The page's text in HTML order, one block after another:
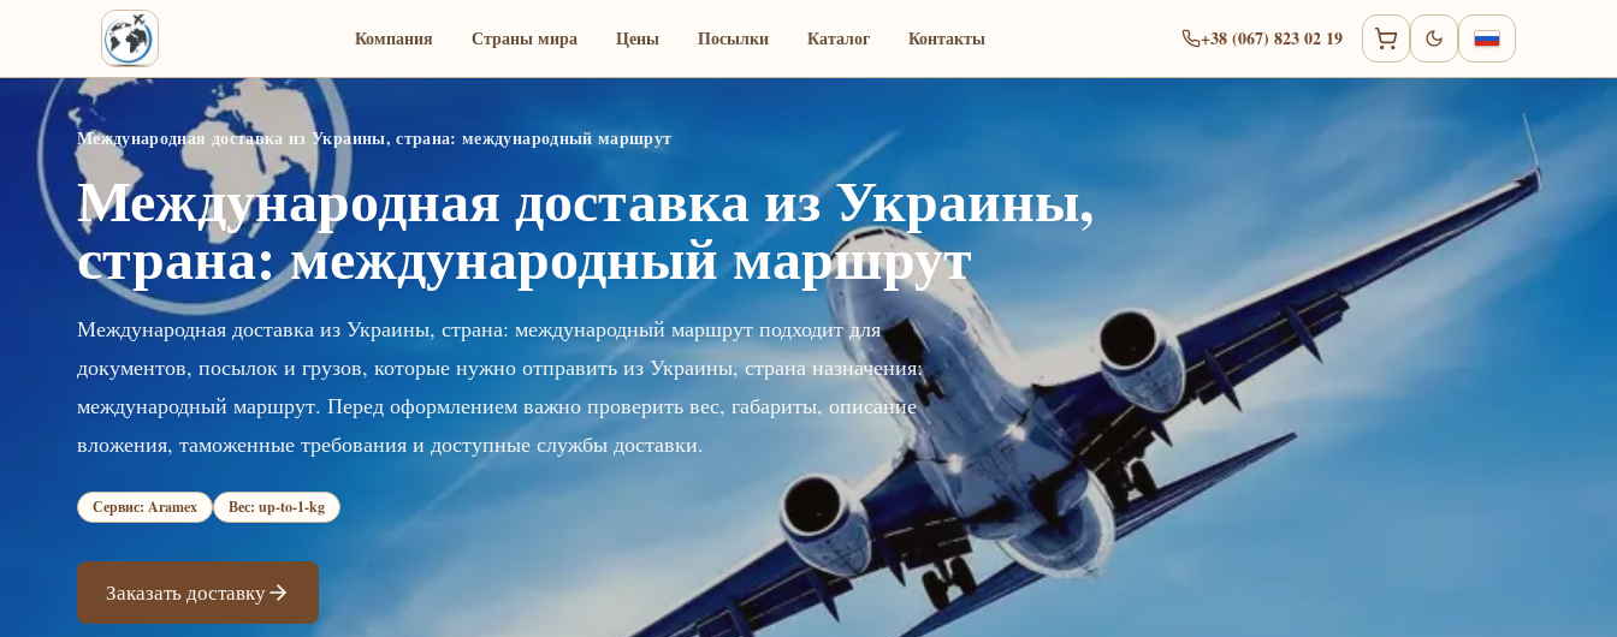
Компания Страны мира Цены Посылки Каталог Контакты +38 (067) 823 02 19
Международная доставка из Украины, страна: международный маршрут
Международная доставка из Украины,
страна: международный маршрут
Международная доставка из Украины, страна: международный маршрут подходит для
документов, посылок и грузов, которые нужно отправить из Украины, страна назначения:
международный маршрут. Перед оформлением важно проверить вес, габариты, описание
вложения, таможенные требования и доступные службы доставки.
Сервис: Aramex Вес: up-to-1-kg
Заказать доставку